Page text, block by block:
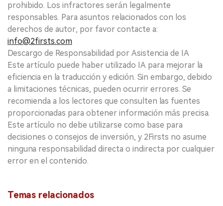
prohibido. Los infractores serán legalmente
responsables. Para asuntos relacionados con los
derechos de autor, por favor contacte a:
info@2firsts.com
Descargo de Responsabilidad por Asistencia de IA
Este artículo puede haber utilizado IA para mejorar la
eficiencia en la traducción y edición. Sin embargo, debido
a limitaciones técnicas, pueden ocurrir errores. Se
recomienda a los lectores que consulten las fuentes
proporcionadas para obtener información más precisa.
Este artículo no debe utilizarse como base para
decisiones o consejos de inversión, y 2Firsts no asume
ninguna responsabilidad directa o indirecta por cualquier
error en el contenido.
Temas relacionados